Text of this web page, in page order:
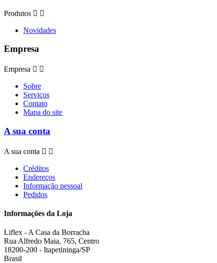
Produtos  
Novidades
Empresa
Empresa  
Sobre
Serviços
Contato
Mapa do site
A sua conta
A sua conta  
Créditos
Endereços
Informação pessoal
Pedidos
Informações da Loja
Liflex - A Casa da Borracha
Rua Alfredo Maia, 765, Centro
18200-200 - Itapetininga/SP
Brasil